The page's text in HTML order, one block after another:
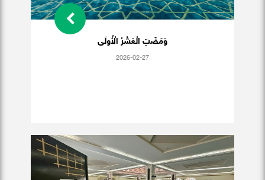
وَمَضَتِ الْعَشْرُ الْأُولَى
2026-02-27